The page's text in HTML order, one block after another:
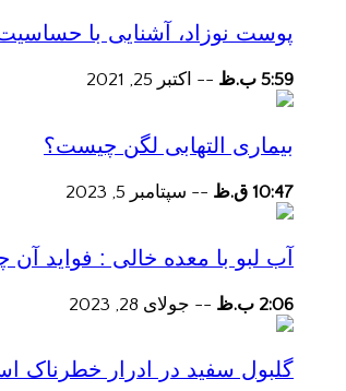
پوست نوزاد، آشنایی با
5:59 ب.ظ -- اکتبر 25, 2021
بیماری التهابی لگن چیست؟
10:47 ق.ظ -- سپتامبر 5, 2023
آب لبو با معده خالی : فواید
2:06 ب.ظ -- جولای 28, 2023
گلبول سفید در ادرار خطرناک